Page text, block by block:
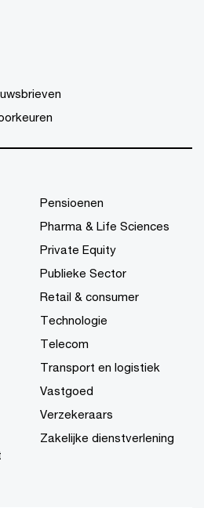
Pensioenen
Pharma & Life Sciences
Private Equity
Publieke Sector
Retail & consumer
Technologie
Telecom
Transport en logistiek
Vastgoed
Verzekeraars
Zakelijke dienstverlening